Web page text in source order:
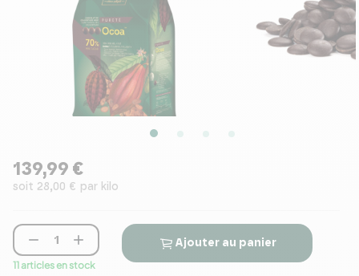
139,99 €
soit 28,00 € par kilo
 
11 articles en stock
Ajouter au panier